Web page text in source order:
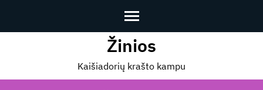
Žinios
Kaišiadorių krašto kampu